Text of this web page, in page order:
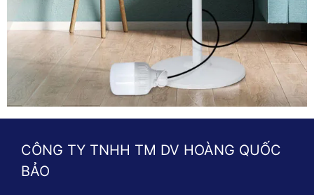
CÔNG TY TNHH TM DV HOÀNG QUỐC
BẢO